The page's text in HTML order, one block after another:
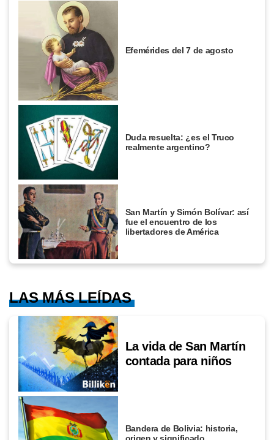
Efemérides del 7 de agosto
Duda resuelta: ¿es el Truco
realmente argentino?
San Martín y Simón Bolívar: así
fue el encuentro de los
libertadores de América
LAS MÁS LEÍDAS
La vida de San Martín
contada para niños
Bandera de Bolivia: historia,